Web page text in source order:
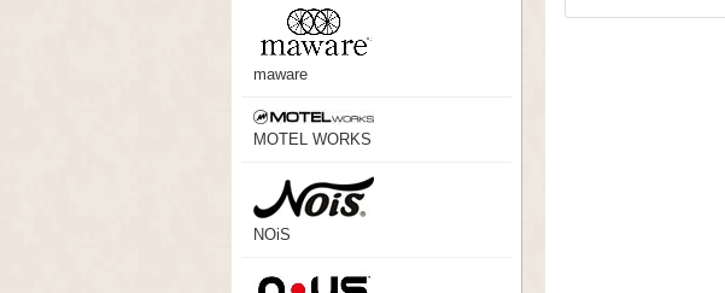
maware
MOTEL WORKS
NOiS